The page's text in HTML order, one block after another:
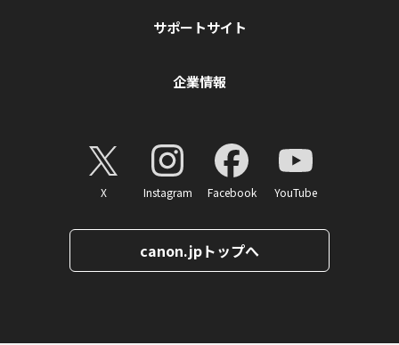
サポートサイト
企業情報
X Instagram Facebook YouTube
canon.jpトップへ